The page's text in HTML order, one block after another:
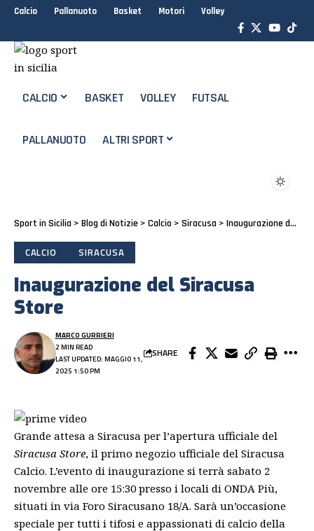
Calcio Pallanuoto Basket Motori Volley
CALCIO BASKET VOLLEY FUTSAL
PALLANUOTO ALTRI SPORT
Sport in Sicilia > Blog di Notizie > Calcio > Siracusa > Inaugurazione del Siracusa Store
CALCIO SIRACUSA
Inaugurazione del Siracusa
Store
LAST UPDATED: MAGGIO 11,
2025 1:50 PM
MARCO GURRIERI
2 MIN READ
SHARE
Grande attesa a Siracusa per l’apertura ufficiale del
Siracusa Store, il primo negozio ufficiale del Siracusa
Calcio. L’evento di inaugurazione si terrà sabato 2
novembre alle ore 15:30 presso i locali di ONDA Più,
situati in via Foro Siracusano 18/A. Sarà un’occasione
speciale per tutti i tifosi e appassionati di calcio della